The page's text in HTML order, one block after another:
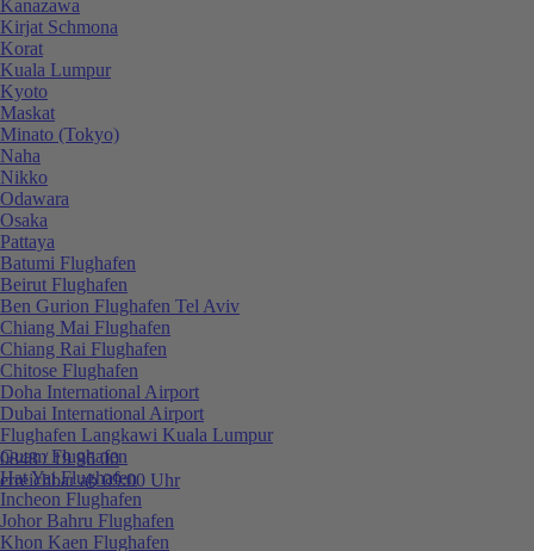
0848 / 19 96 00
erreichbar ab 09:00 Uhr
Kanazawa
Kirjat Schmona
Korat
Kuala Lumpur
Kyoto
Maskat
Minato (Tokyo)
Naha
Nikko
Odawara
Osaka
Pattaya
Batumi Flughafen
Beirut Flughafen
Ben Gurion Flughafen Tel Aviv
Chiang Mai Flughafen
Chiang Rai Flughafen
Chitose Flughafen
Doha International Airport
Dubai International Airport
Flughafen Langkawi Kuala Lumpur
Guam Flughafen
Hat Yai Flughafen
Incheon Flughafen
Johor Bahru Flughafen
Khon Kaen Flughafen